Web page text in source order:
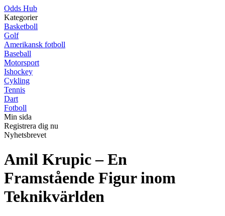
Odds Hub
Kategorier
Basketboll
Golf
Amerikansk fotboll
Baseball
Motorsport
Ishockey
Cykling
Tennis
Dart
Fotboll
Min sida
Registrera dig nu
Nyhetsbrevet
Amil Krupic – En
Framstående Figur inom
Teknikvärlden